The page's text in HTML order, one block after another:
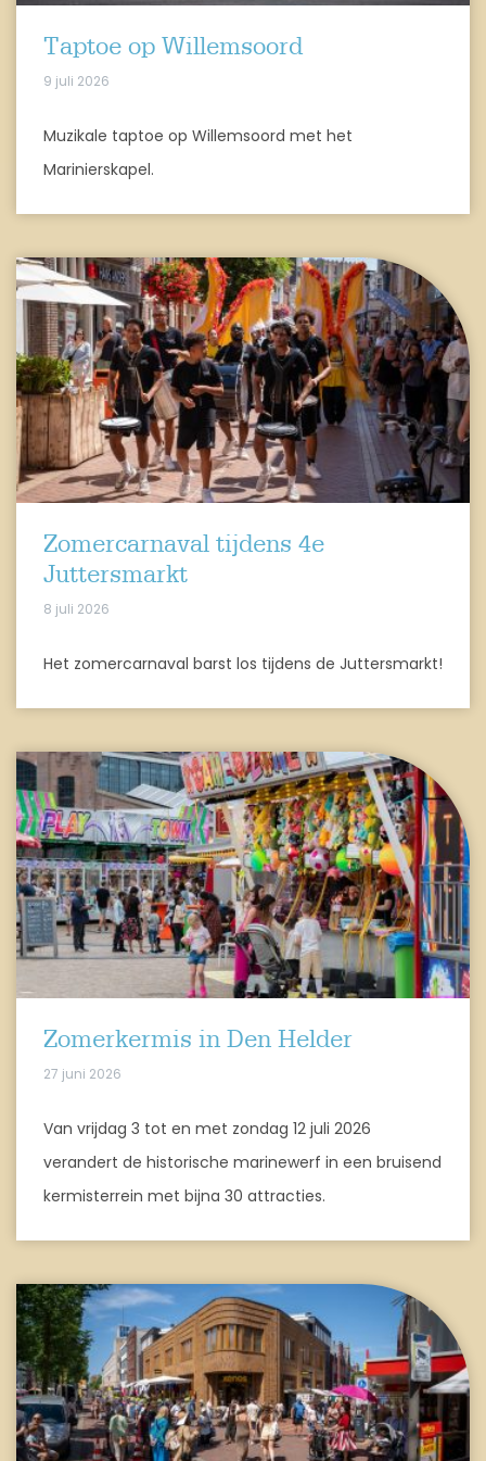
Taptoe op Willemsoord
9 juli 2026
Muzikale taptoe op Willemsoord met het
Marinierskapel.
Zomercarnaval tijdens 4e
Juttersmarkt
8 juli 2026
Het zomercarnaval barst los tijdens de Juttersmarkt!
Zomerkermis in Den Helder
27 juni 2026
Van vrijdag 3 tot en met zondag 12 juli 2026
verandert de historische marinewerf in een bruisend
kermisterrein met bijna 30 attracties.